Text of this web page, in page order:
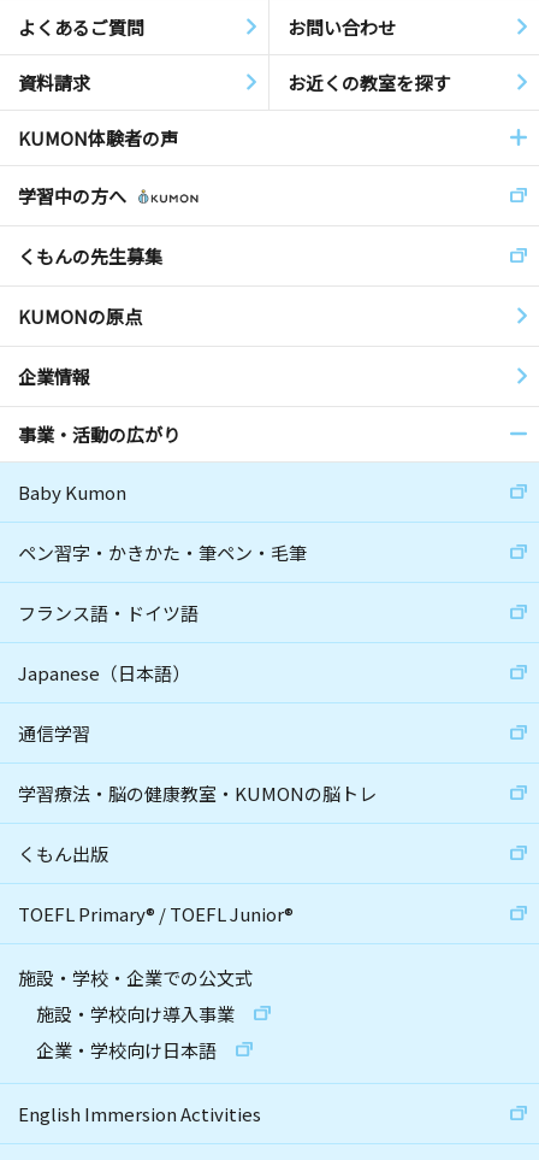
よくあるご質問 お問い合わせ
資料請求 お近くの教室を探す
KUMON体験者の声
学習中の方へ
くもんの先生募集
KUMONの原点
企業情報
事業・活動の広がり
Baby Kumon
ペン習字・かきかた・筆ペン・毛筆
フランス語・ドイツ語
Japanese（日本語）
通信学習
学習療法・脳の健康教室・KUMONの脳トレ
くもん出版
TOEFL Primary® /TOEFL Junior®
施設・学校・企業での公文式
施設・学校向け導入事業
企業・学校向け日本語
English Immersion Activities